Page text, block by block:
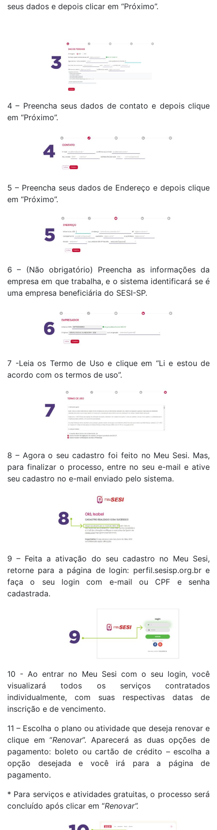
seus dados e depois clicar em “Próximo”.
4 – Preencha seus dados de contato e depois clique
em “Próximo”.
5 – Preencha seus dados de Endereço e depois clique
em “Próximo”.
6 – (Não obrigatório) Preencha as informações da
empresa em que trabalha, e o sistema identificará se é
uma empresa beneficiária do SESI-SP.
7 -Leia os Termo de Uso e clique em “Li e estou de
acordo com os termos de uso”.
8 – Agora o seu cadastro foi feito no Meu Sesi. Mas,
para finalizar o processo, entre no seu e-mail e ative
seu cadastro no e-mail enviado pelo sistema.
9 – Feita a ativação do seu cadastro no Meu Sesi,
retorne para a página de login: perfil.sesisp.org.br e
faça o seu login com e-mail ou CPF e senha
cadastrada.
10 - Ao entrar no Meu Sesi com o seu login, você
visualizará todos os serviços contratados
individualmente, com suas respectivas datas de
inscrição e de vencimento.
11 – Escolha o plano ou atividade que deseja renovar e
clique em “Renovar”. Aparecerá as duas opções de
pagamento: boleto ou cartão de crédito – escolha a
opção desejada e você irá para a página de
pagamento.
* Para serviços e atividades gratuitas, o processo será
concluído após clicar em “Renovar”.